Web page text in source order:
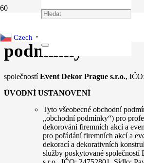
Czech ▼
Všeobecné
podmínky
společnostíEvent Dekor Prague s.r.o.,
ÚVODNÍ USTANOVENÍ
Tyto všeobecné obchodní
„obchodní podmínky“) pro
dekorování firemních akcí a
pro pořádání firemních akcí a
dekorací a dekorativních
služby poskytované společností